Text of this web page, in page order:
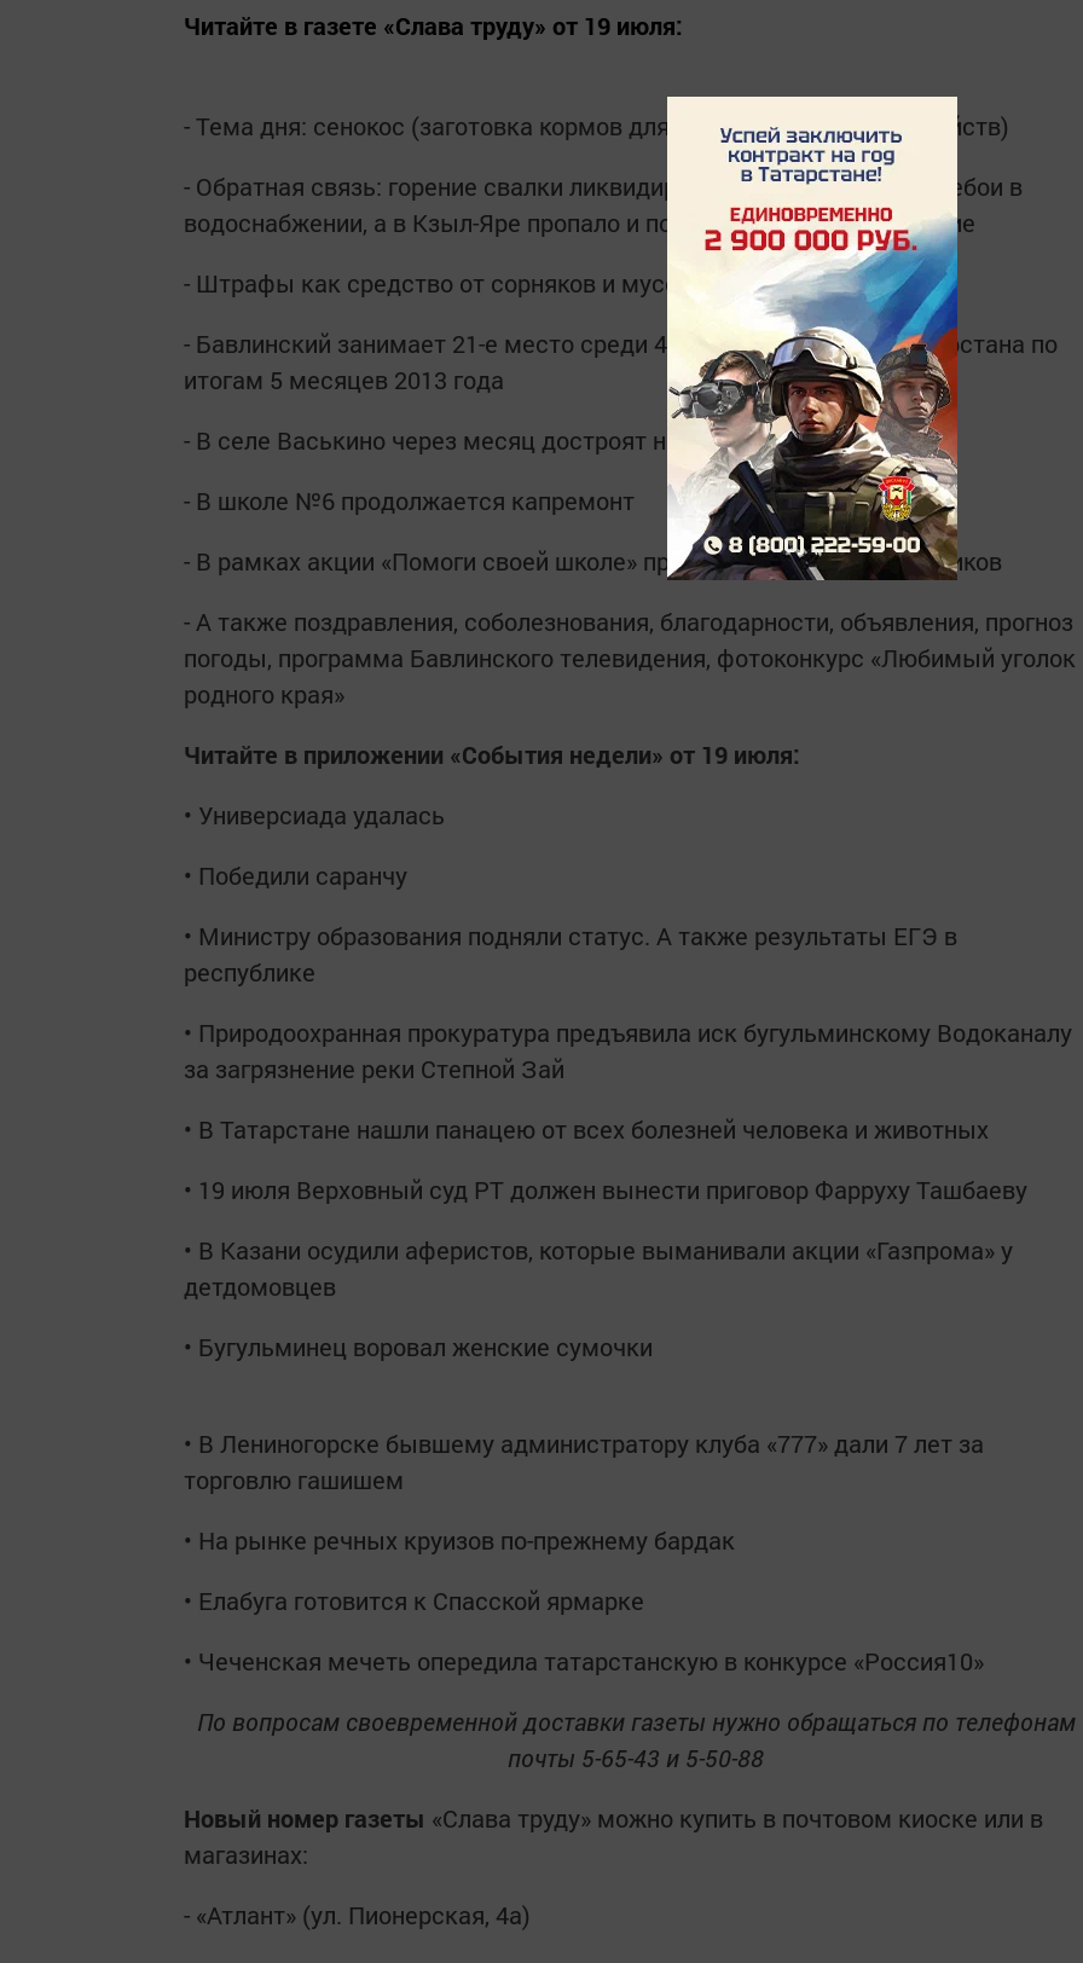
Читайте в газете «Слава труду» от 19 июля:
- Тема дня: сенокос (заготовка кормов для личных подсобных хозяйств)
- Обратная связь: горение свалки ликвидировано, в Фоминовке перебои в
водоснабжении, а в Кзыл-Яре пропало и появилось эфирное вещание
- Штрафы как средство от сорняков и мусора
- Бавлинский занимает 21-е место среди 43 муниципалитетов Татарстана по
итогам 5 месяцев 2013 года
- В селе Васькино через месяц достроят новый клуб
- В школе №6 продолжается капремонт
- В рамках акции «Помоги своей школе» проходят встречи выпускников
- А также поздравления, соболезнования, благодарности, объявления, прогноз
погоды, программа Бавлинского телевидения, фотоконкурс «Любимый уголок
родного края»
Читайте в приложении «События недели» от 19 июля:
• Универсиада удалась
• Победили саранчу
• Министру образования подняли статус. А также результаты ЕГЭ в
республике
• Природоохранная прокуратура предъявила иск бугульминскому Водоканалу
за загрязнение реки Степной Зай
• В Татарстане нашли панацею от всех болезней человека и животных
• 19 июля Верховный суд РТ должен вынести приговор Фарруху Ташбаеву
• В Казани осудили аферистов, которые выманивали акции «Газпрома» у
детдомовцев
• Бугульминец воровал женские сумочки
• В Лениногорске бывшему администратору клуба «777» дали 7 лет за
торговлю гашишем
• На рынке речных круизов по-прежнему бардак
• Елабуга готовится к Спасской ярмарке
• Чеченская мечеть опередила татарстанскую в конкурсе «Россия10»
По вопросам своевременной доставки газеты нужно обращаться по телефонам
почты 5-65-43 и 5-50-88
Новый номер газеты «Слава труду» можно купить в почтовом киоске или в
магазинах:
- «Атлант» (ул. Пионерская, 4а)